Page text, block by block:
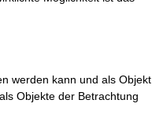
werden kann und als Objekt
Objekte der Betrachtung